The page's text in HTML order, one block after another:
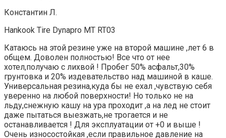
Константин Л.
Hankook Tire Dynapro MT RT03
Катаюсь на этой резине уже на второй машине ,лет 6 в
общем. Доволен полностью! Все что от нее
хотел,получаю с лихвой ! Пробег 50% асфальт,30%
грунтовка и 20% издевательство над машиной в каше.
Универсальная резина,куда бы не ехал ,чувствую себя
уверенно на любой поверхности! Но только не на
льду,снежную кашу на ура проходит ,а на лед не стоит
даже пытаться выезжать,не трогается и не
останавливается ! Для эксплуатации от +0 и выше !
Очень износостойкая ,если правильное давление на